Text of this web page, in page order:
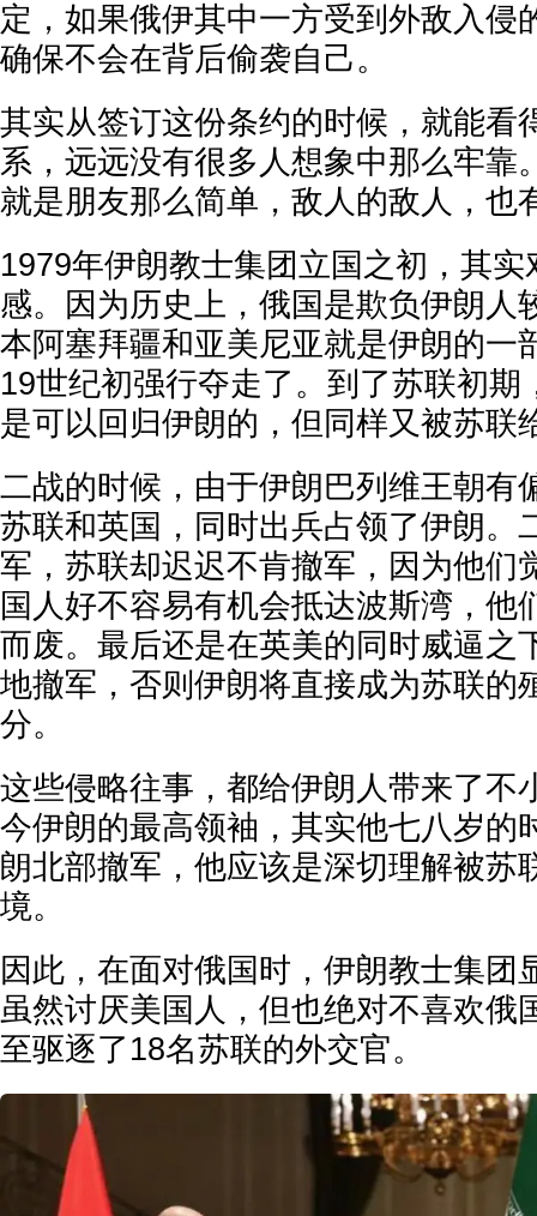
定，如果俄伊其中一方受到外敌入侵
确保不会在背后偷袭自己。
其实从签订这份条约的时候，就能看
系，远远没有很多人想象中那么牢靠
就是朋友那么简单，敌人的敌人，也
1979年伊朗教士集团立国之初，其
感。因为历史上，俄国是欺负伊朗人
本阿塞拜疆和亚美尼亚就是伊朗的一
19世纪初强行夺走了。到了苏联初期
是可以回归伊朗的，但同样又被苏联
二战的时候，由于伊朗巴列维王朝有
苏联和英国，同时出兵占领了伊朗。
军，苏联却迟迟不肯撤军，因为他们
国人好不容易有机会抵达波斯湾，他
而废。最后还是在英美的同时威逼之
地撤军，否则伊朗将直接成为苏联的
分。
这些侵略往事，都给伊朗人带来了不
今伊朗的最高领袖，其实他七八岁的
朗北部撤军，他应该是深切理解被苏
境。
因此，在面对俄国时，伊朗教士集团
虽然讨厌美国人，但也绝对不喜欢俄
至驱逐了18名苏联的外交官。